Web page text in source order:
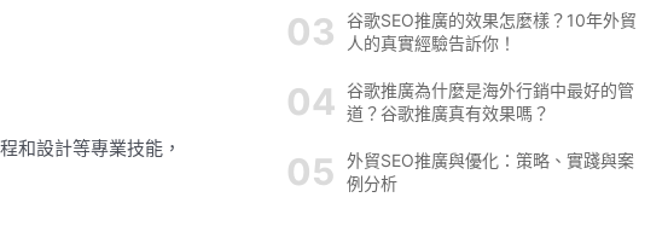
和設計等專業技能，
谷歌SEO推廣的效果怎麼樣？10年外貿
人的真實經驗告訴你！
谷歌推廣為什麼是海外行銷中最好的管
道？谷歌推廣真有效果嗎？
外貿SEO推廣與優化：策略、實踐與案
例分析